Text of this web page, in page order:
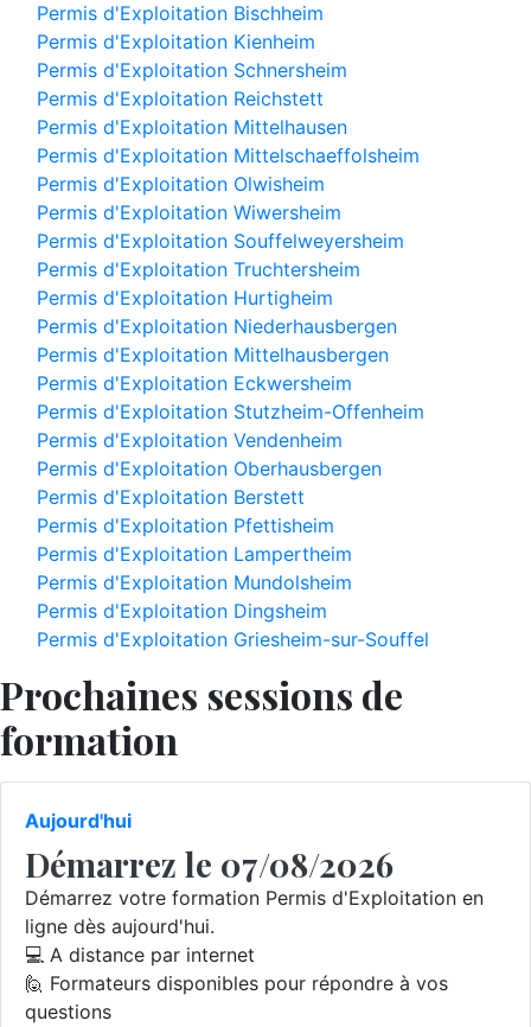
Permis d'Exploitation Bischheim
Permis d'Exploitation Kienheim
Permis d'Exploitation Schnersheim
Permis d'Exploitation Reichstett
Permis d'Exploitation Mittelhausen
Permis d'Exploitation Mittelschaeffolsheim
Permis d'Exploitation Olwisheim
Permis d'Exploitation Wiwersheim
Permis d'Exploitation Souffelweyersheim
Permis d'Exploitation Truchtersheim
Permis d'Exploitation Hurtigheim
Permis d'Exploitation Niederhausbergen
Permis d'Exploitation Mittelhausbergen
Permis d'Exploitation Eckwersheim
Permis d'Exploitation Stutzheim-Offenheim
Permis d'Exploitation Vendenheim
Permis d'Exploitation Oberhausbergen
Permis d'Exploitation Berstett
Permis d'Exploitation Pfettisheim
Permis d'Exploitation Lampertheim
Permis d'Exploitation Mundolsheim
Permis d'Exploitation Dingsheim
Permis d'Exploitation Griesheim-sur-Souffel
Prochaines sessions de
formation
Aujourd'hui
Démarrez le 07/08/2026
Démarrez votre formation Permis d'Exploitation en
ligne dès aujourd'hui.
💻 A distance par internet
🙋 Formateurs disponibles pour répondre à vos
questions